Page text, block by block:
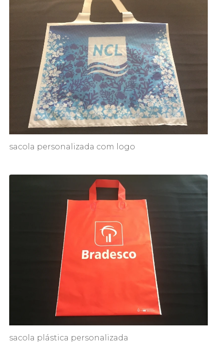
sacola personalizada com logo
sacola plástica personalizada